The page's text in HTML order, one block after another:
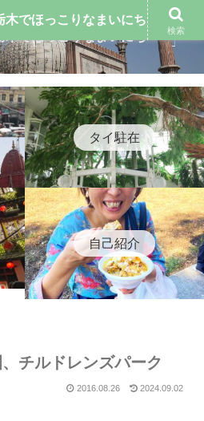
タイ駐在
自己紹介
チルドレンズパーク
2016.08.26 2024.09.02
木でほっこりなまいにち
検索